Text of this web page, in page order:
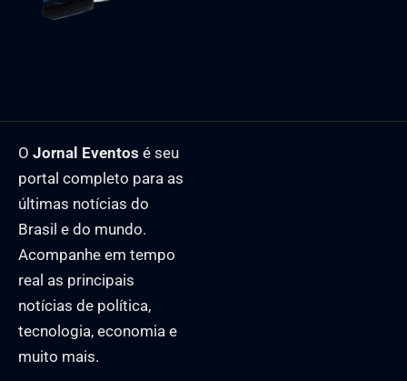
O Jornal Eventos é seu
portal completo para as
últimas notícias do
Brasil e do mundo.
Acompanhe em tempo
real as principais
notícias de política,
tecnologia, economia e
muito mais.